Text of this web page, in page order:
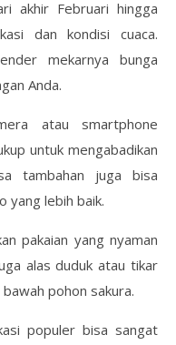
akhir Februari hingga
dan kondisi cuaca.
mekarnya bunga
Anda.
atau smartphone
untuk mengabadikan
tambahan juga bisa
yang lebih baik.
pakaian yang nyaman
alas duduk atau tikar
pohon sakura.
populer bisa sangat